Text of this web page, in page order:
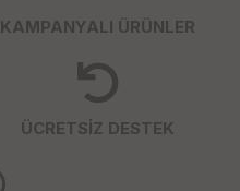
KAMPANYALI ÜRÜNLER
ÜCRETSİZ DESTEK